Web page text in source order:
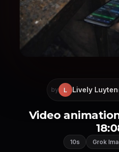
by L Lively Luyten
Video
10s Grok